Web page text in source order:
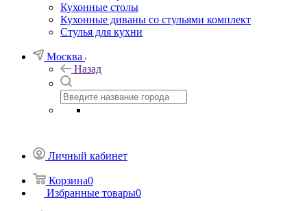
Кухонные столы
Кухонные диваны со стульями комплект
Стулья для кухни
Москва
Назад
Личный кабинет
Корзина0
Избранные товары0